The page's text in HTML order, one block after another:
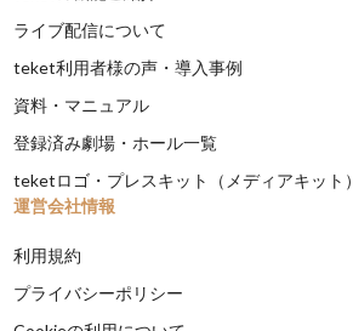
ライブ配信について
teket利用者様の声・導入事例
資料・マニュアル
登録済み劇場・ホール一覧
teketロゴ・プレスキット（メディアキット）
運営会社情報
利用規約
プライバシーポリシー